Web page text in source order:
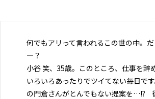
何でもアリって言われるこの世の中。
―？
小谷 笑、35歳。このところ、仕事を辞
いろいろあったりでツイてない毎日で
の門倉さんがとんでもない提案を…!?